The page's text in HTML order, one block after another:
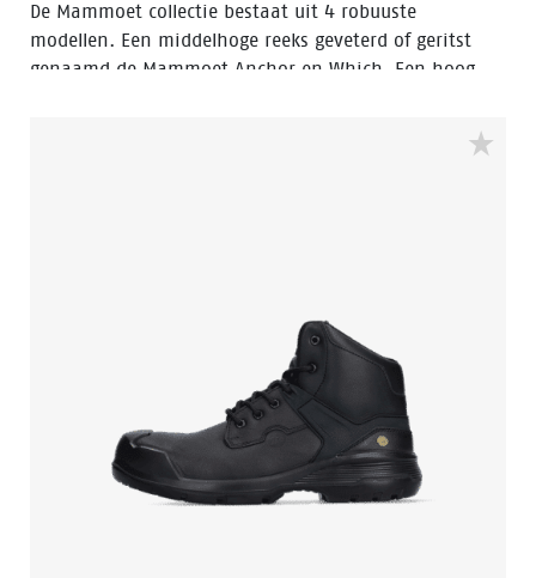
De Mammoet collectie bestaat uit 4 robuuste
modellen. Een middelhoge reeks geveterd of geritst
genaamd de Mammoet Anchor en Which. Een hoog
verkrijgbaar met veter of rits. En last but not least de
Mammoet Barge laars. De collectie wordt aangevuld
schoenencollectie is ontworpen om te voldoen aan de
hoogste verwachtingen van professionals die werken
in de meest uitdagende omgevingen en onder de
meest extreme omstandigheden zoals de (zware)
industrie, stroomopwekking, petrochemische en
offshore-locaties.